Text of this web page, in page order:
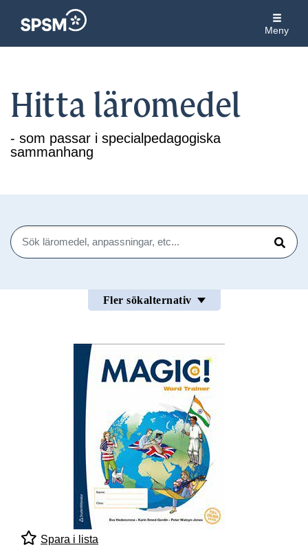
Meny
Hitta läromedel
- som passar i specialpedagogiska
sammanhang
Sök
Sök
Fler sökalternativ
Spara i lista